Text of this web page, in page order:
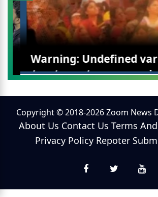
Warning : Undefined variable $i
/var/www/zoomnews.in/news-
categories.phpon line298
संसद मानसून सत्र: महिला आरक्षण
बिल पर सस्पेंस बरकरार विपक्ष का कड़ा विरोध
Copyright © 2018-2026 Zoom News
About Us Contact Us Terms
Privacy Policy Repoter